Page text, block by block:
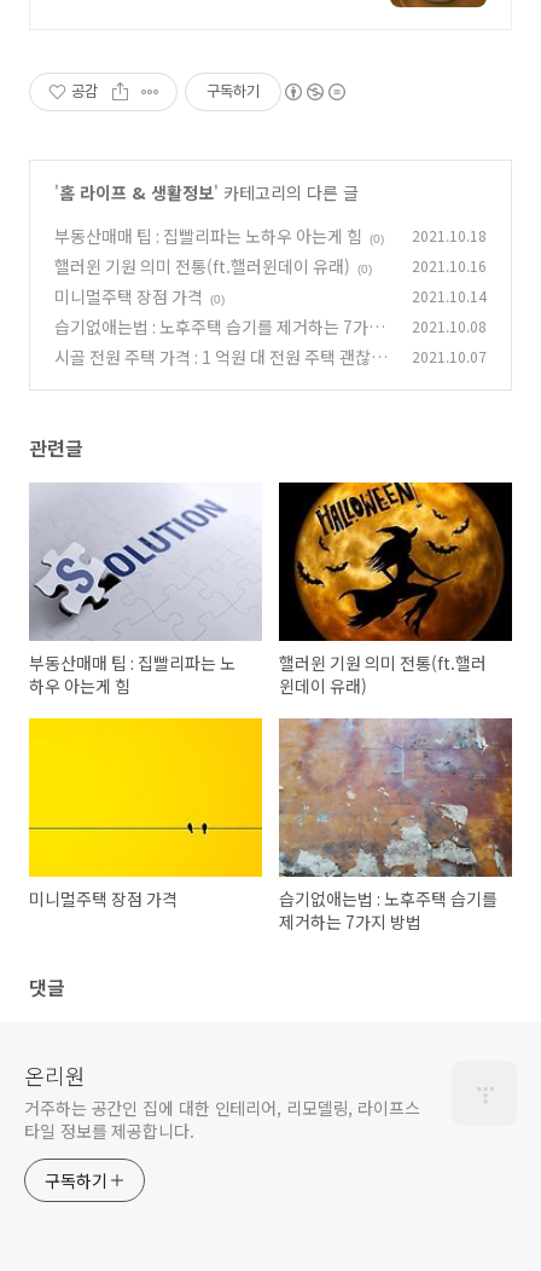
공감 구독하기
'홈 라이프 & 생활정보' 카테고리의 다른 글
부동산매매 팁 : 집빨리파는 노하우 아는게 힘
(0) 2021.10.18
핼러윈 기원 의미 전통(ft.핼러윈데이 유래) (0) 2021.10.16
미니멀주택 장점 가격 (0) 2021.10.14
습기없애는법 : 노후주택 습기를 제거하는 7가지
방법
(0)
2021.10.08
시골 전원 주택 가격 : 1 억원 대 전원 주택 괜찮을
2021.10.07
관련글
부동산매매 팁 : 집빨리파는 노
하우 아는게 힘
핼러윈 기원 의미 전통(ft.핼러
윈데이 유래)
미니멀주택 장점 가격
습기없애는법 : 노후주택 습기를
제거하는 7가지 방법
댓글
온리원
거주하는 공간인 집에 대한 인테리어, 리모델링, 라이프스
타일 정보를 제공합니다.
구독하기